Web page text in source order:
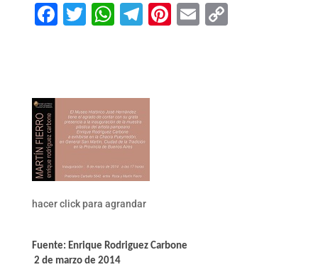
Facebook
Twitter
WhatsApp
Telegram
Pinterest
EmailCopy
hacer click para agrandar
Fuente: Enrique Rodriguez Carbone
2 de marzo de 2014